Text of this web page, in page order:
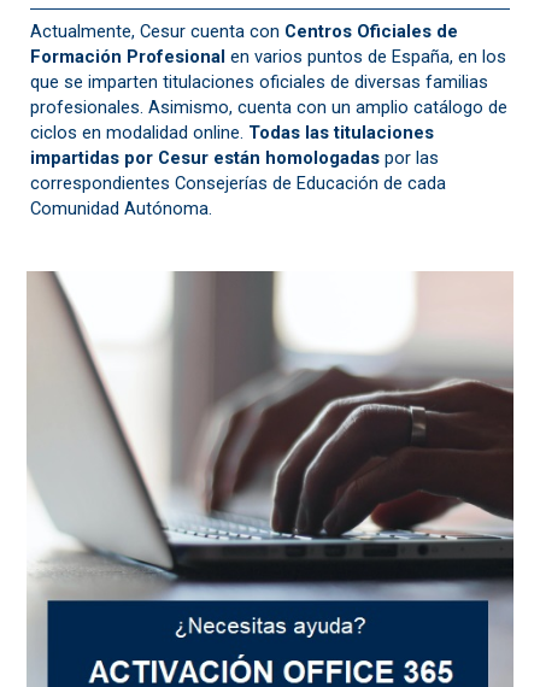
Actualmente, Cesur cuenta con Centros Oficiales de
Formación Profesional en varios puntos de España, en los
que se imparten titulaciones oficiales de diversas familias
profesionales. Asimismo, cuenta con un amplio catálogo de
ciclos en modalidad online. Todas las titulaciones
impartidas por Cesur están homologadas por las
correspondientes Consejerías de Educación de cada
Comunidad Autónoma.